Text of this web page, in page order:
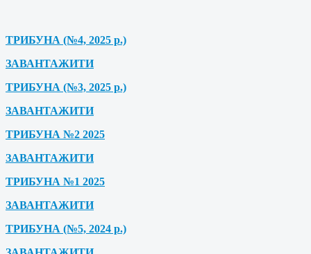
ТРИБУНА (№4, 2025 р.)
ЗАВАНТАЖИТИ
ТРИБУНА (№3, 2025 р.)
ЗАВАНТАЖИТИ
ТРИБУНА №2 2025
ЗАВАНТАЖИТИ
ТРИБУНА №1 2025
ЗАВАНТАЖИТИ
ТРИБУНА (№5, 2024 р.)